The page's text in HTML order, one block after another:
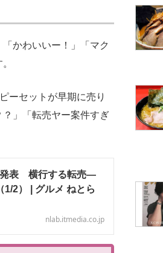
かわいいー！」「マク
ーセットが早期に売り
」「転売ヤー案件すぎ
発表 横行する転売―
2） | グルメ ねとら
nlab.itmedia.co.jp